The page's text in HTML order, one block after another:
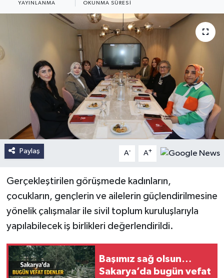
YAYINLANMA OKUNMA SÜRESI
Paylaş A- A+
Gerçekleştirilen görüşmede kadınların,
çocukların, gençlerin ve ailelerin güçlendirilmesine
yönelik çalışmalar ile sivil toplum kuruluşlarıyla
yapılabilecek iş birlikleri değerlendirildi.
Başımız sağ olsun…
Sakarya’da bugün vefat